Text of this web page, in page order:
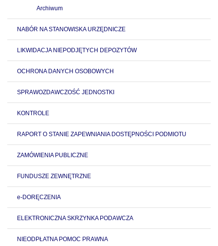
Archiwum
NABÓR NA STANOWISKA URZĘDNICZE
LIKWIDACJA NIEPODJĘTYCH DEPOZYTÓW
OCHRONA DANYCH OSOBOWYCH
SPRAWOZDAWCZOŚĆ JEDNOSTKI
KONTROLE
RAPORT O STANIE ZAPEWNIANIA DOSTĘPNOŚCI PODMIOTU
ZAMÓWIENIA PUBLICZNE
FUNDUSZE ZEWNĘTRZNE
e-DORĘCZENIA
ELEKTRONICZNA SKRZYNKA PODAWCZA
NIEODPŁATNA POMOC PRAWNA